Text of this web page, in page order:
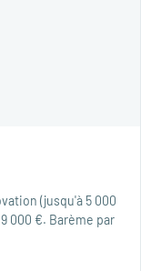
(jusqu'à 5 000
000 €. Barème par